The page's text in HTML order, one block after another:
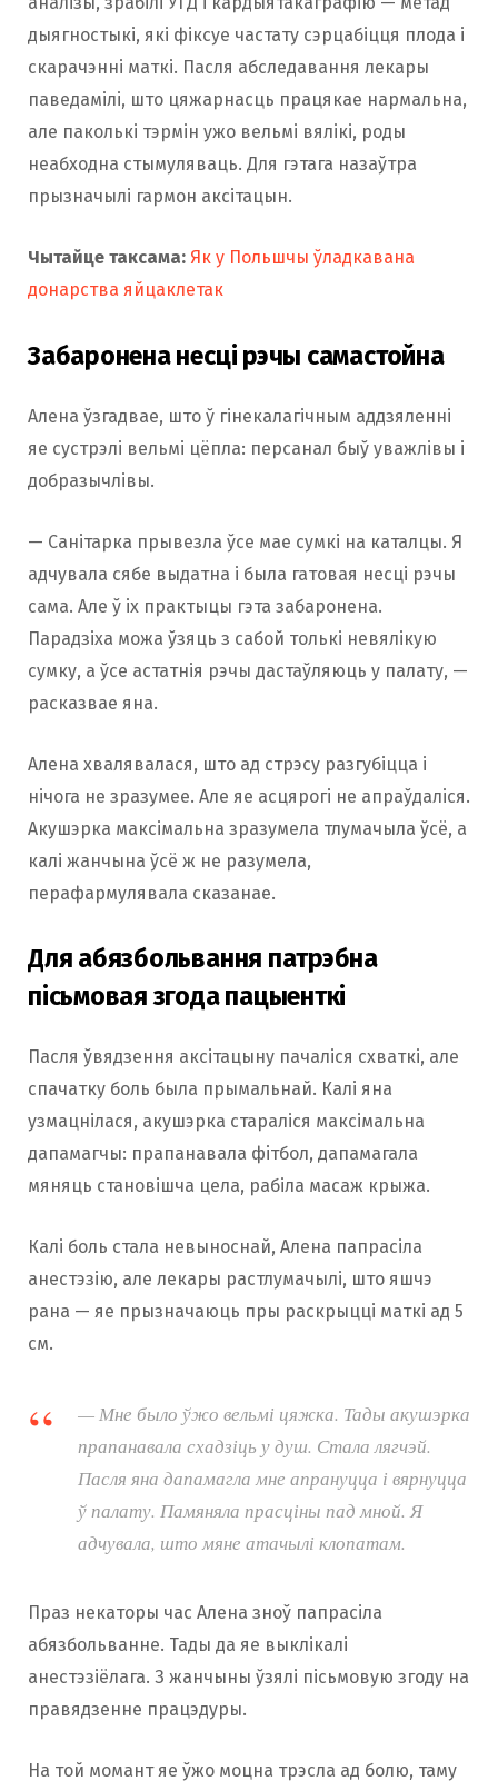
дыягностыкі, які фіксуе частату сэрцабіцця плода і
скарачэнні маткі. Пасля абследавання лекары
паведамілі, што цяжарнасць працякае нармальна,
але паколькі тэрмін ужо вельмі вялікі, роды
неабходна стымуляваць. Для гэтага назаўтра
прызначылі гармон аксітацын.
Чытайце таксама: Як у Польшчы ўладкавана
донарства яйцаклетак
Забаронена несці рэчы самастойна
Алена ўзгадвае, што ў гінекалагічным аддзяленні
яе сустрэлі вельмі цёпла: персанал быў уважлівы і
добразычлівы.
— Санітарка прывезла ўсе мае сумкі на каталцы. Я
адчувала сябе выдатна і была гатовая несці рэчы
сама. Але ў іх практыцы гэта забаронена.
Парадзіха можа ўзяць з сабой толькі невялікую
сумку, а ўсе астатнія рэчы дастаўляюць у палату, —
расказвае яна.
Алена хвалявалася, што ад стрэсу разгубіцца і
нічога не зразумее. Але яе асцярогі не апраўдаліся.
Акушэрка максімальна зразумела тлумачыла ўсё, а
калі жанчына ўсё ж не разумела,
перафармулявала сказанае.
Для абязбольвання патрэбна
пісьмовая згода пацыенткі
Пасля ўвядзення аксітацыну пачаліся схваткі, але
спачатку боль была прымальнай. Калі яна
узмацнілася, акушэрка стараліся максімальна
дапамагчы: прапанавала фітбол, дапамагала
мяняць становішча цела, рабіла масаж крыжа.
Калі боль стала невыноснай, Алена папрасіла
анестэзію, але лекары растлумачылі, што яшчэ
рана — яе прызначаюць пры раскрыцці маткі ад 5
см.
— Мне было ўжо вельмі цяжка. Тады акушэрка
прапанавала схадзіць у душ. Стала лягчэй.
Пасля яна дапамагла мне апрануцца і вярнуцца
ў палату. Памяняла прасціны пад мной. Я
адчувала, што мяне атачылі клопатам.
Праз некаторы час Алена зноў папрасіла
абязбольванне. Тады да яе выклікалі
анестэзіёлага. З жанчыны ўзялі пісьмовую згоду на
правядзенне працэдуры.
На той момант яе ўжо моцна трэсла ад болю, таму